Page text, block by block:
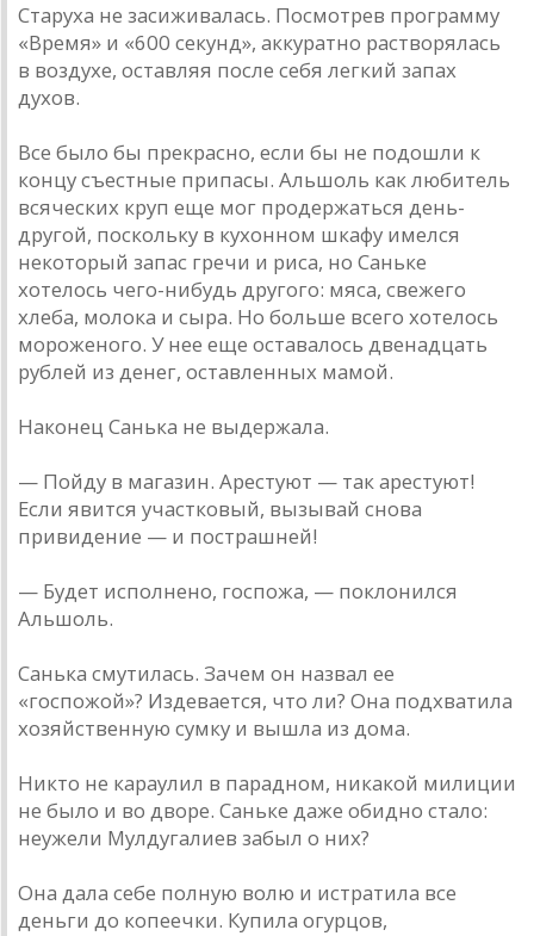
Старуха не засиживалась. Посмотрев программу
«Время» и «600 секунд», аккуратно растворялась
в воздухе, оставляя после себя легкий запах
духов.
Все было бы прекрасно, если бы не подошли к
концу съестные припасы. Альшоль как любитель
всяческих круп еще мог продержаться день-
другой, поскольку в кухонном шкафу имелся
некоторый запас гречи и риса, но Саньке
хотелось чего-нибудь другого: мяса, свежего
хлеба, молока и сыра. Но больше всего хотелось
мороженого. У нее еще оставалось двенадцать
рублей из денег, оставленных мамой.
Наконец Санька не выдержала.
— Пойду в магазин. Арестуют — так арестуют!
Если явится участковый, вызывай снова
привидение — и пострашней!
— Будет исполнено, госпожа, — поклонился
Альшоль.
Санька смутилась. Зачем он назвал ее
«госпожой»? Издевается, что ли? Она подхватила
хозяйственную сумку и вышла из дома.
Никто не караулил в парадном, никакой милиции
не было и во дворе. Саньке даже обидно стало:
неужели Мулдугалиев забыл о них?
Она дала себе полную волю и истратила все
деньги до копеечки. Купила огурцов,